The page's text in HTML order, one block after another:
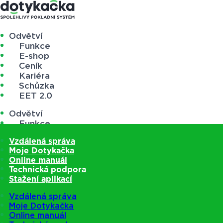
Odvětví
Funkce
E-shop
Ceník
Kariéra
Schůzka
EET 2.0
Odvětví
Funkce
Ceník
Kariéra
Schůzka
EET 2.0
Vzdálená správa
Moje Dotykačka
Online manuál
Technická podpora
Stažení aplikací
Vzdálená správa
Moje Dotykačka
Online manuál